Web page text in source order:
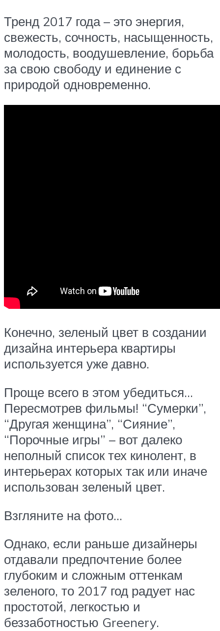
Тренд 2017 года – это энергия,
свежесть, сочность, насыщенность,
молодость, воодушевление, борьба
за свою свободу и единение с
природой одновременно.
Конечно, зеленый цвет в создании
дизайна интерьера квартиры
используется уже давно.
Проще всего в этом убедиться…
Пересмотрев фильмы! “Сумерки”,
“Другая женщина”, “Сияние”,
“Порочные игры” – вот далеко
неполный список тех кинолент, в
интерьерах которых так или иначе
использован зеленый цвет.
Взгляните на фото…
Однако, если раньше дизайнеры
отдавали предпочтение более
глубоким и сложным оттенкам
зеленого, то 2017 год радует нас
простотой, легкостью и
беззаботностью Greenery.